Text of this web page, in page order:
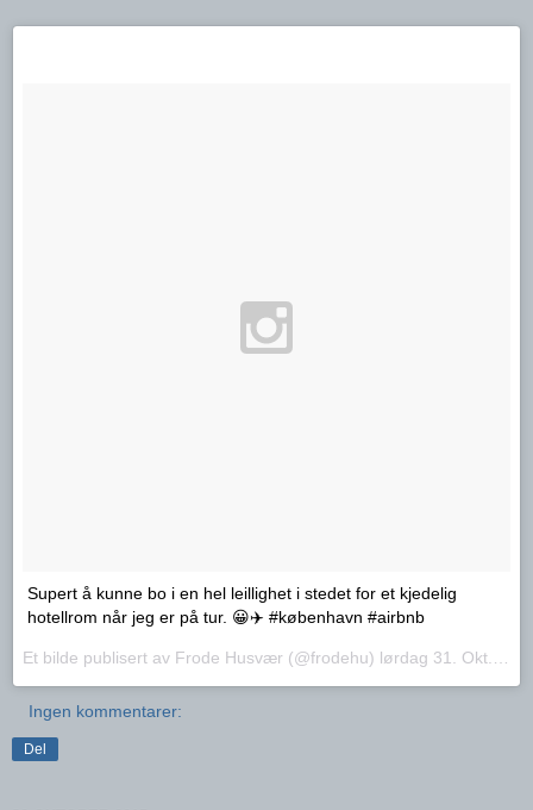
Supert å kunne bo i en hel leillighet i stedet for et kjedelig
hotellrom når jeg er på tur. 😀✈️ #københavn #airbnb
Et bilde publisert av Frode Husvær (@frodehu) lørdag 31. Okt.. 2015 PDT
Ingen kommentarer:
Del